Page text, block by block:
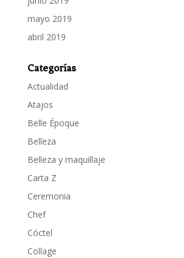
mayo 2019
abril 2019
Categorías
Actualidad
Atajos
Belle Époque
Belleza
Belleza y maquillaje
Carta Z
Ceremonia
Chef
Cóctel
Collage